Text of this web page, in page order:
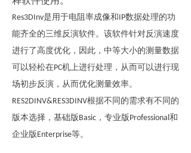
Res3DInv是用于电阻率成像和IP数据处理的功
能齐全的三维反演软件。该软件针对反演速度
进行了高度优化，因此 ， 中等大小的测量数据
可以轻松在PC机上进行处理，从而可以进行现
场初步反演 ，从而优化测量效率。
RES2DINV&RES3DINV根据不同的需求有不同的
版本选择， 基础版Basic ，专业版Professional和
企业版Enterprise等。